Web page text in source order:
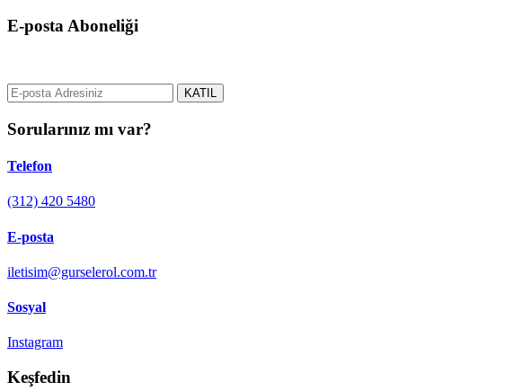
E-posta Aboneliği
KATIL
Sorularınız mı var?
Telefon
(312) 420 5480
E-posta
iletisim@gurselerol.com.tr
Sosyal
Instagram
Keşfedin